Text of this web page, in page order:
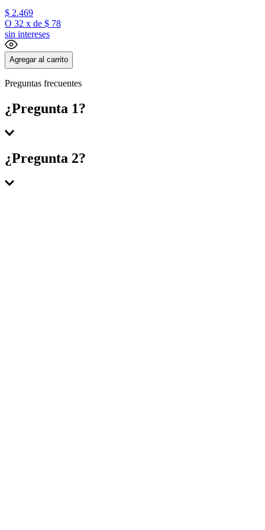
$ 2.469
O 32 x de $ 78
sin intereses
Agregar al carrito
Preguntas frecuentes
¿Pregunta 1?
Respuesta 1
¿Pregunta 2?